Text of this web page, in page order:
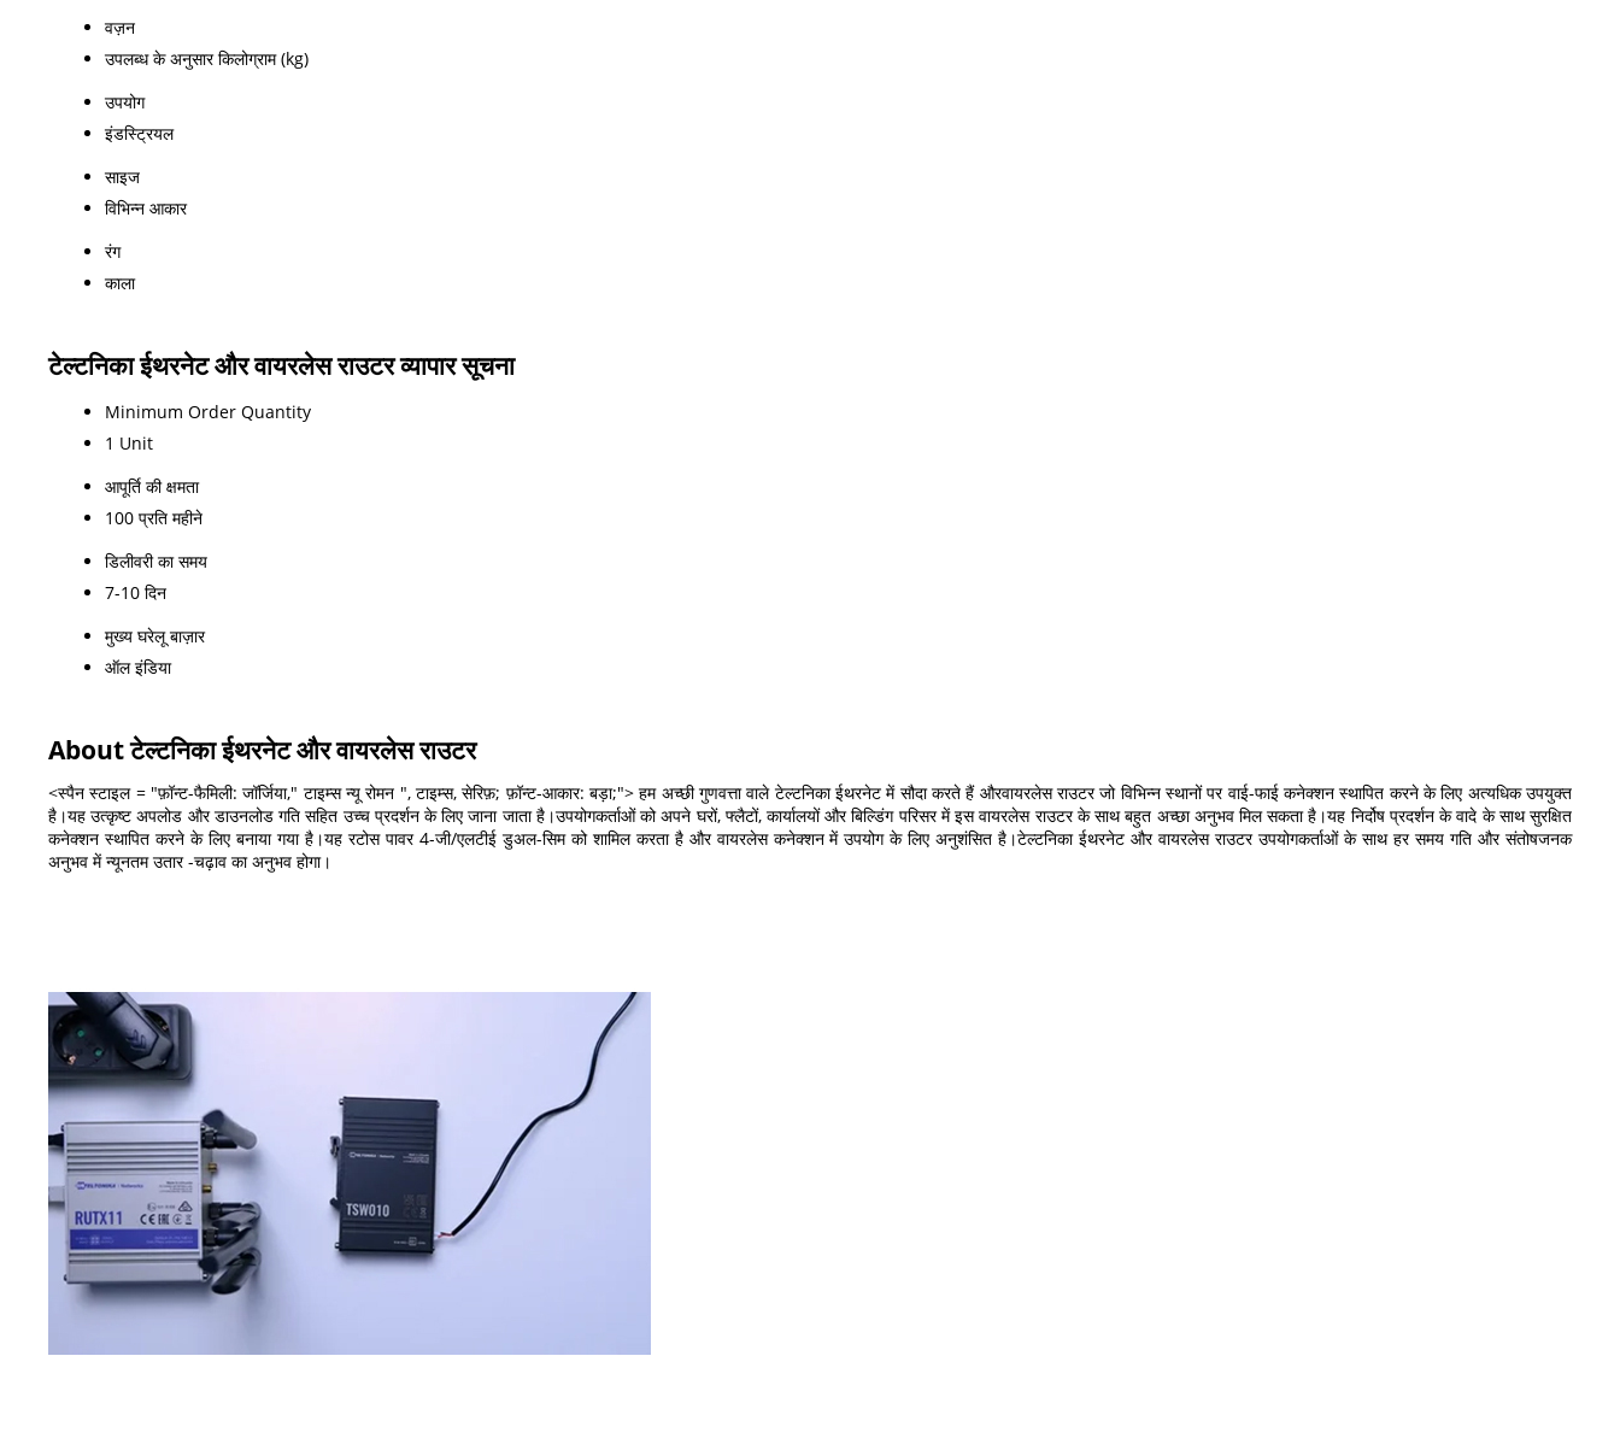
वज़न
उपलब्ध के अनुसार किलोग्राम (kg)
उपयोग
इंडस्ट्रियल
साइज
विभिन्न आकार
रंग
काला
टेल्टनिका ईथरनेट और वायरलेस राउटर व्यापार सूचना
Minimum Order Quantity
1 Unit
आपूर्ति की क्षमता
100 प्रति महीने
डिलीवरी का समय
7-10 दिन
मुख्य घरेलू बाज़ार
ऑल इंडिया
About टेल्टनिका ईथरनेट और वायरलेस राउटर
<स्पैन स्टाइल = "फ़ॉन्ट-फैमिली: जॉर्जिया," टाइम्स न्यू रोमन ", टाइम्स, सेरिफ़; फ़ॉन्ट-आकार: बड़ा;"> हम अच्छी गुणवत्ता वाले टेल्टनिका ईथरनेट में सौदा करते हैं औरवायरलेस राउटर जो विभिन्न स्थानों पर वाई-फाई कनेक्शन स्थापित करने के लिए अत्यधिक उपयुक्त
है।यह उत्कृष्ट अपलोड और डाउनलोड गति सहित उच्च प्रदर्शन के लिए जाना जाता है।उपयोगकर्ताओं को अपने घरों, फ्लैटों, कार्यालयों और बिल्डिंग परिसर में इस वायरलेस राउटर के साथ बहुत अच्छा अनुभव मिल सकता है।यह निर्दोष प्रदर्शन के वादे के साथ सुरक्षित
कनेक्शन स्थापित करने के लिए बनाया गया है।यह रटोस पावर 4-जी/एलटीई डुअल-सिम को शामिल करता है और वायरलेस कनेक्शन में उपयोग के लिए अनुशंसित है।टेल्टनिका ईथरनेट और वायरलेस राउटर उपयोगकर्ताओं के साथ हर समय गति और संतोषजनक
अनुभव में न्यूनतम उतार -चढ़ाव का अनुभव होगा।